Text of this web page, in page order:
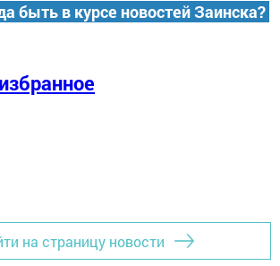
быть в курсе новостей Заинска?
на страницу новости